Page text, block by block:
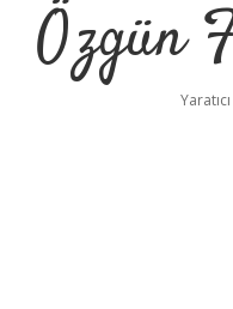
Özgün